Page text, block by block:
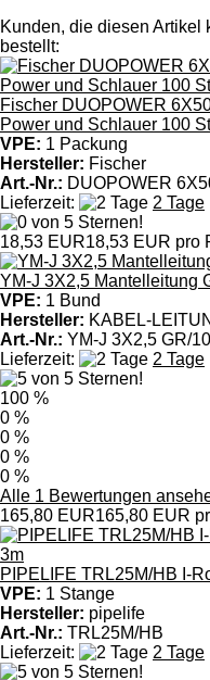
Kunden, die diesen Artikel
bestellt:
Fischer DUOPOWER
Power und Schlauer 100
VPE: 1 Packung
Hersteller: Fischer
Art.-Nr.: DUOPOWER
Lieferzeit:
2 Tage
18,53 EUR18,53 EUR pro
YM-J 3X2,5 Mantelleitung
VPE: 1 Bund
Hersteller: KABEL-
Art.-Nr.: YM-J 3X2,5 GR/
Lieferzeit:
2 Tage
100 %
0 %
0 %
0 %
0 %
Alle 1 Bewertungen
165,80 EUR165,80 EUR
PIPELIFE TRL25M/HB I-
VPE: 1 Stange
Hersteller: pipelife
Art.-Nr.: TRL25M/HB
Lieferzeit:
2 Tage